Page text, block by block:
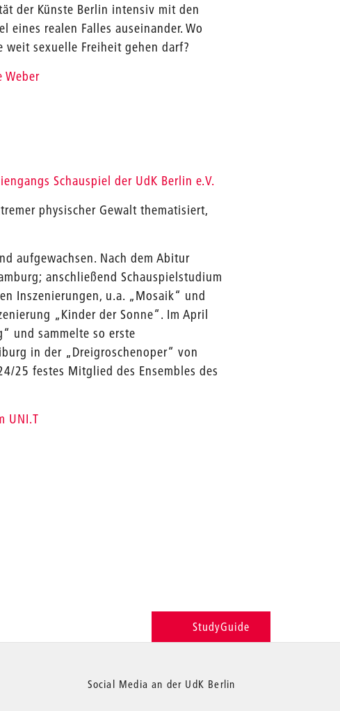
der Künste Berlin intensiv mit den
eines realen Falles auseinander. Wo
sexuelle Freiheit gehen darf?
Weber
Schauspiel der UdK Berlin e.V.
physischer Gewalt thematisiert,
aufgewachsen. Nach dem Abitur
anschließend Schauspielstudium
Inszenierungen, u.a. „Mosaik“ und
„Kinder der Sonne“. Im April
und sammelte so erste
in der „Dreigroschenoper“ von
25 festes Mitglied des Ensembles des
UNI.T
StudyGuide
Social Media an der UdK Berlin